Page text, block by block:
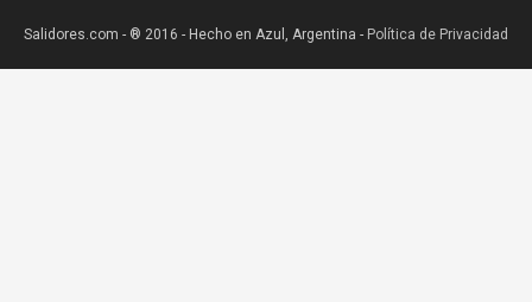
Salidores.com - ® 2016 - Hecho en Azul, Argentina - Política de Privacidad